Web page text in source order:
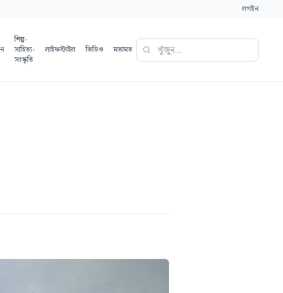
লগইন
শিল্প-
সাহিত্য-
সংস্কৃতি
লাইফস্টাইল ভিডিও মতামত